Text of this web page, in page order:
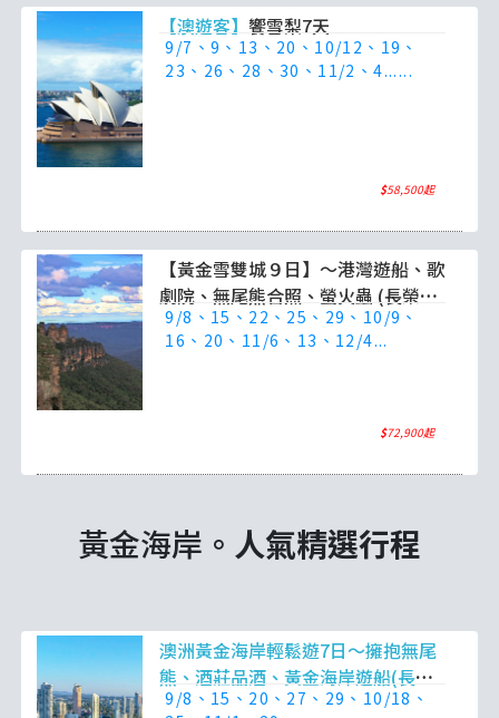
【澳遊客】 饗雪梨7天
9/7、9、13、20、10/12、19、
23、26、28、30、11/2、4......
$58,500起
【黃金雪雙城９日】～港灣遊船、歌
劇院、無尾熊合照、螢火蟲 (長榮航
空)
9/8、15、22、25、29、10/9、
16、20、11/6、13、12/4...
$72,900起
黃金海岸。 人氣精選行程
澳洲黃金海岸輕鬆遊7日～擁抱無尾
熊、酒莊品酒、黃金海岸遊船(長榮
航空)
9/8、15、20、27、29、10/18、